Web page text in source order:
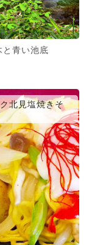
青い池底
北見塩焼きそ